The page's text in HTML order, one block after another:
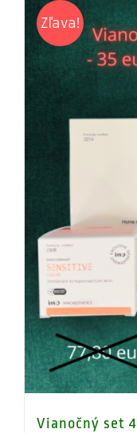
Zľava!
Vianočný set 4